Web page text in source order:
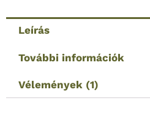
Leírás
További információk
Vélemények (1)